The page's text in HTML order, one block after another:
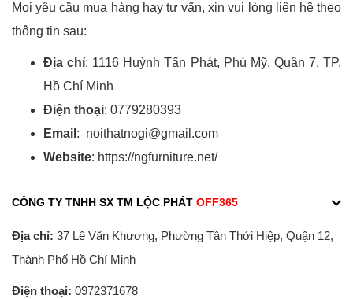
Mọi yêu cầu mua hàng hay tư vấn, xin vui lòng liên hệ theo
thông tin sau:
Địa chỉ: 1116 Huỳnh Tấn Phát, Phú Mỹ, Quận 7, TP.
Hồ Chí Minh
Điện thoại: 0779280393
Email : noithatnogi@gmail.com
Website: https://ngfurniture.net/
CÔNG TY TNHH SX TM LỘC PHÁT OFF365
Địa chỉ: 37 Lê Văn Khương, Phường Tân Thới Hiệp, Quận 12,
Thành Phố Hồ Chí Minh
Điện thoại: 0972371678